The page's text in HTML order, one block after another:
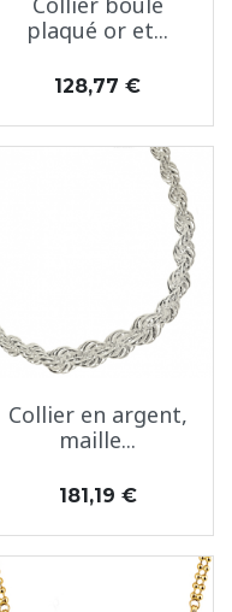
plaqué or et...
Prix
128,77 €
Collier en argent,
maille...
Prix
181,19 €